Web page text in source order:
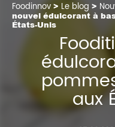
Foodinnov > Le blog >
nouvel édulcorant à
États-Unis
aux